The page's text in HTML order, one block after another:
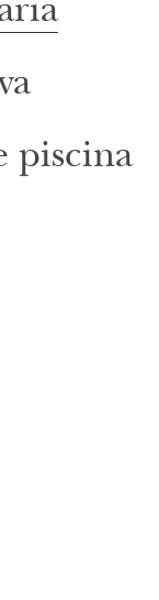
piscina